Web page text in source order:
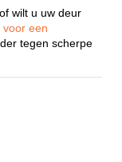
wilt u uw deur
voor een
tegen scherpe